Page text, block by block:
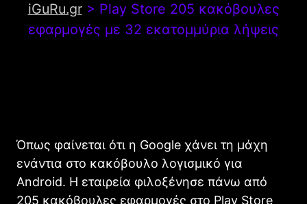
iGuRu.gr> Play Store 205 κακόβουλες
εφαρμογές με 32 εκατομμύρια λήψεις
Όπως φαίνεται ότι η Google χάνει τη μάχη
ενάντια στο κακόβουλο λογισμικό για
Android. Η εταιρεία φιλοξένησε πάνω από
205 κακόβουλες εφαρμογές στο Play Store